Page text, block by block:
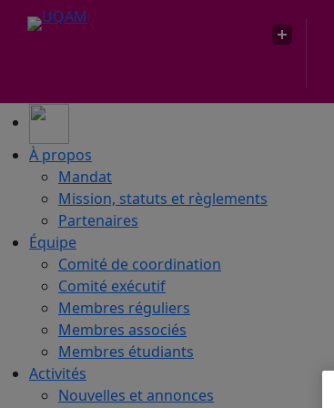
À propos
Mandat
Mission, statuts et règlements
Partenaires
Équipe
Comité de coordination
Comité exécutif
Membres réguliers
Membres associés
Membres étudiants
Activités
Nouvelles et annonces